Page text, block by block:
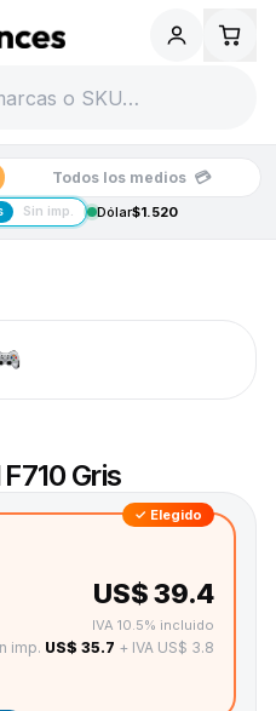
Todos los medios 💳
Sin imp. Dólar$1.520
Gris
✓ Elegido
US$ 39.4
IVA 10.5% incluido
imp. US$ 35.7 + IVA US$ 3.8